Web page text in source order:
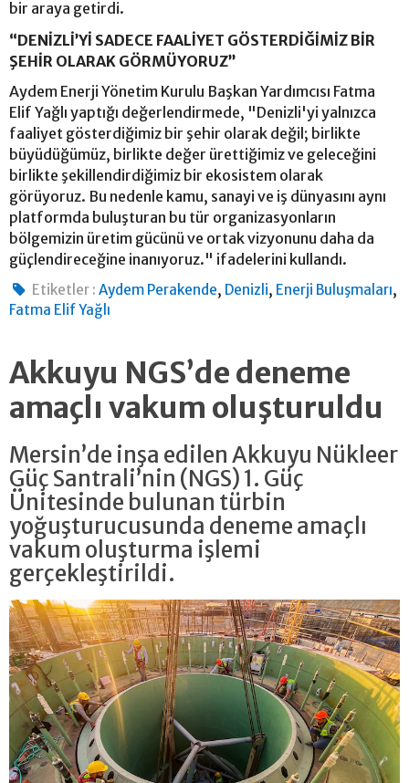
bir araya getirdi.
“DENİZLİ’Yİ SADECE FAALİYET GÖSTERDİĞİMİZ BİR
ŞEHİR OLARAK GÖRMÜYORUZ”
Aydem Enerji Yönetim Kurulu Başkan Yardımcısı Fatma
Elif Yağlı yaptığı değerlendirmede, "Denizli'yi yalnızca
faaliyet gösterdiğimiz bir şehir olarak değil; birlikte
büyüdüğümüz, birlikte değer ürettiğimiz ve geleceğini
birlikte şekillendirdiğimiz bir ekosistem olarak
görüyoruz. Bu nedenle kamu, sanayi ve iş dünyasını aynı
platformda buluşturan bu tür organizasyonların
bölgemizin üretim gücünü ve ortak vizyonunu daha da
güçlendireceğine inanıyoruz." ifadelerini kullandı.
Etiketler : Aydem Perakende, Denizli, Enerji Buluşmaları,
Fatma Elif Yağlı
Akkuyu NGS’de deneme
amaçlı vakum oluşturuldu
Mersin’de inşa edilen Akkuyu Nükleer
Güç Santrali’nin (NGS) 1. Güç
Ünitesinde bulunan türbin
yoğuşturucusunda deneme amaçlı
vakum oluşturma işlemi
gerçekleştirildi.